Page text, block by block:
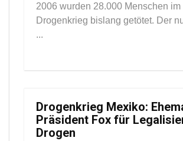
2006 wurden 28.000 Menschen im
Drogenkrieg bislang getötet. Der
...
Drogenkrieg Mexiko:
Präsident Fox für
Drogen